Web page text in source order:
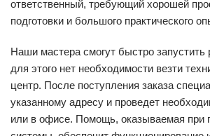
ответственный, требующий хорошей
подготовки и большого практического
Наши мастера смогут быстро запустить
для этого нет необходимости везти
центр. После поступления заказа
указанному адресу и проведет
или в офисе. Помощь, оказываемая при